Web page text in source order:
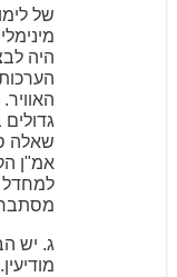
של
היה
גדולים
שאלה
אמ"ן
ג. יש